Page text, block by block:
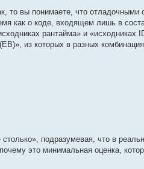
то вы понимаете, что отладочными
как о коде, входящем лишь в
рантайма» и «исходниках
из которых в разных
подразумевая, что в
это минимальная оценка,